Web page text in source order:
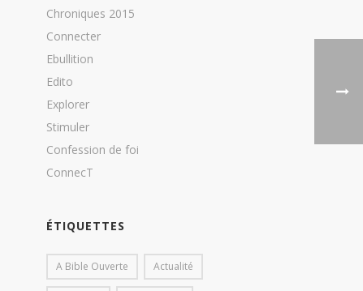
Chroniques 2015
Connecter
Ebullition
Edito
Explorer
Stimuler
Confession de foi
ConnecT
ÉTIQUETTES
A Bible Ouverte Actualité